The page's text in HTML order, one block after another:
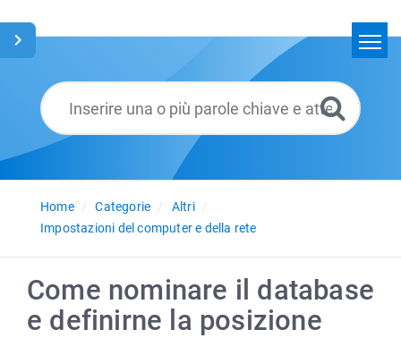
Glossario
Italiano
Home
Categorie
Altri
Impostazioni del computer e della rete
Come nominare il database
e definirne la posizione